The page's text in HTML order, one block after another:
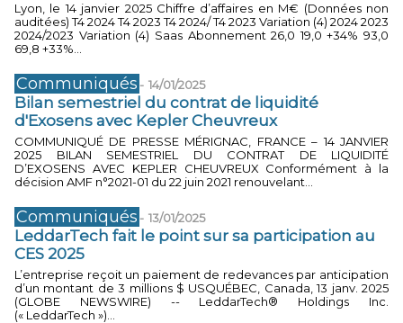
Lyon, le 14 janvier 2025 Chiffre d’affaires en M€ (Données non
auditées) T4 2024 T4 2023 T4 2024/ T4 2023 Variation (4) 2024 2023
2024/2023 Variation (4) Saas Abonnement 26,0 19,0 +34% 93,0
69,8 +33%...
Communiqués - 14/01/2025
Bilan semestriel du contrat de liquidité
d'Exosens avec Kepler Cheuvreux
COMMUNIQUÉ DE PRESSE MÉRIGNAC, FRANCE – 14 JANVIER
2025 BILAN SEMESTRIEL DU CONTRAT DE LIQUIDITÉ
D’EXOSENS AVEC KEPLER CHEUVREUX Conformément à la
décision AMF n°2021-01 du 22 juin 2021 renouvelant...
Communiqués - 13/01/2025
LeddarTech fait le point sur sa participation au
CES 2025
L’entreprise reçoit un paiement de redevances par anticipation
d’un montant de 3 millions $ USQUÉBEC, Canada, 13 janv. 2025
(GLOBE NEWSWIRE) -- LeddarTech® Holdings Inc.
(« LeddarTech »)...